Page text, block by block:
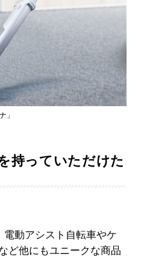
」
持っていただけた
動アシスト自転車やケ
ど他にもユニークな商品